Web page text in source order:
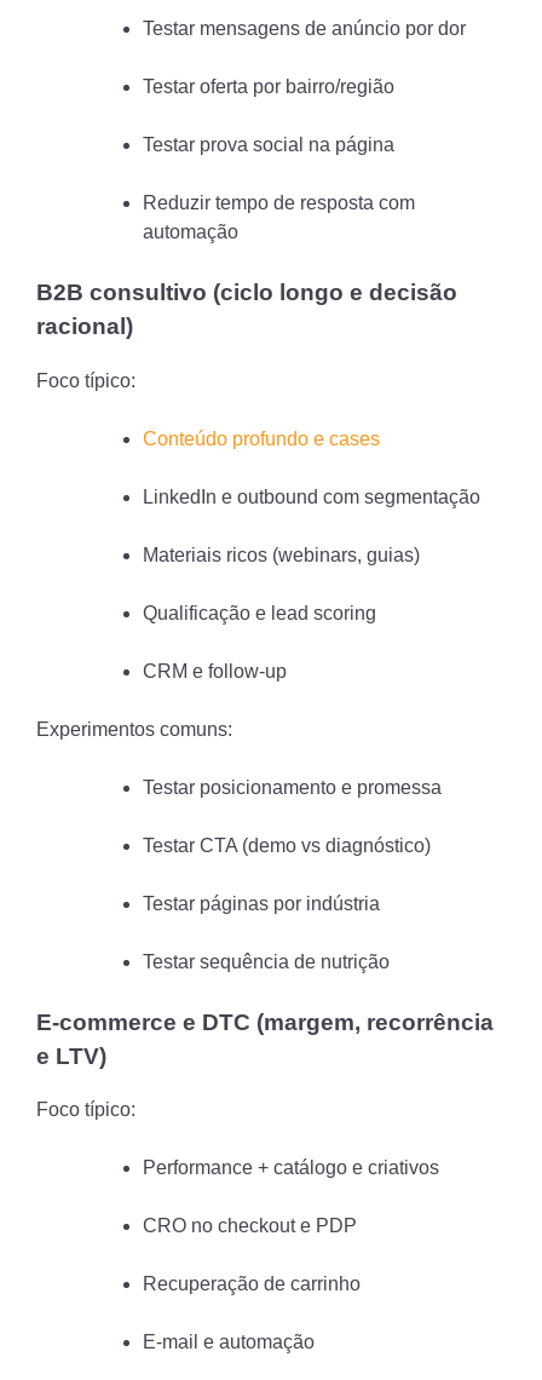
Testar mensagens de anúncio por dor
Testar oferta por bairro/região
Testar prova social na página
Reduzir tempo de resposta com
automação
B2B consultivo (ciclo longo e decisão
racional)
Foco típico:
Conteúdo profundo e cases
LinkedIn e outbound com segmentação
Materiais ricos (webinars, guias)
Qualificação e lead scoring
CRM e follow-up
Experimentos comuns:
Testar posicionamento e promessa
Testar CTA (demo vs diagnóstico)
Testar páginas por indústria
Testar sequência de nutrição
E-commerce e DTC (margem, recorrência
e LTV)
Foco típico:
Performance + catálogo e criativos
CRO no checkout e PDP
Recuperação de carrinho
E-mail e automação